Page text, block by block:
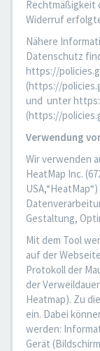
Rechtmäßigkeit
Widerruf
Nähere
Datenschutz
https://
(https://
und unter
(https://
Verwendung
Wir verwenden
HeatMap Inc.
Gestaltung,
Mit dem Tool
auf der
Protokoll der
der
Heatmap). Zu
ein. Dabei
werden:
Gerät